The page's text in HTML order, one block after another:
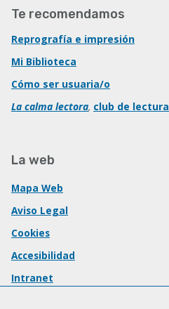
Te recomendamos
Reprografía e impresión
Mi Biblioteca
Cómo ser usuaria/o
La calma lectora, club de lectura
La web
Mapa Web
Aviso Legal
Cookies
Accesibilidad
Intranet